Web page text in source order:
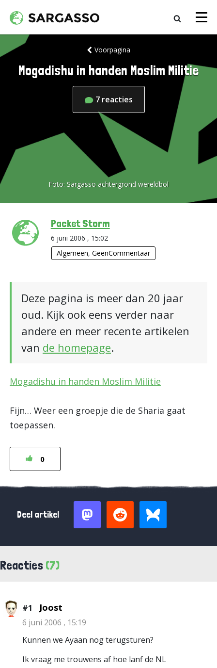
Voorpagina
Mogadishu in handen Moslim Militie
7 reacties
Foto: Sargasso achtergrond wereldbol
Packet Storm
6 juni 2006 , 15:02
Algemeen, GeenCommentaar
Deze pagina is meer dan 20 jaar
oud. Kijk ook eens verder naar
andere en meer recente artikelen
van de homepage.
Mogadishu in handen Moslim Militie
Fijn… Weer een groepje die de Sharia gaat
toepassen.
0
Deel artikel
Reacties (7)
#1 Joost
6 juni 2006 , 15:19
Kunnen we Ayaan nog terugsturen?
Ik vraag me trouwens af hoe lanf de NL